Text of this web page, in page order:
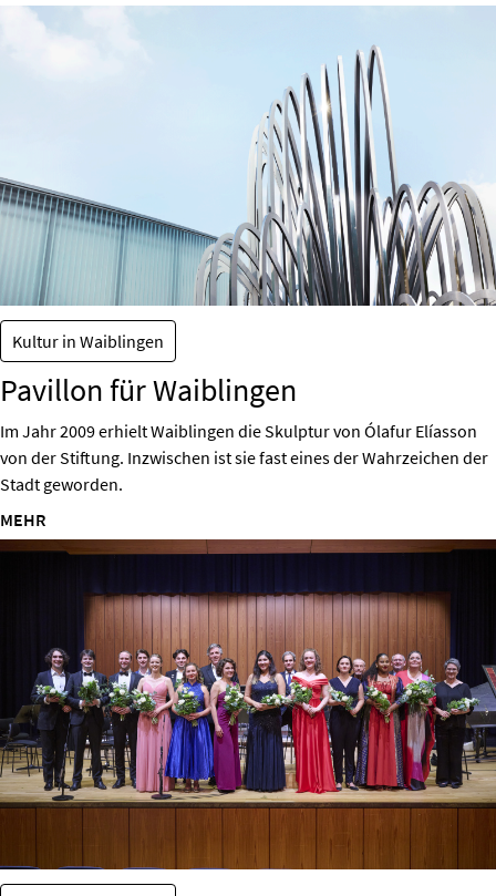
Kultur in Waiblingen
Pavillon für Waiblingen
Im Jahr 2009 erhielt Waiblingen die Skulptur von Ólafur Elíasson
von der Stiftung. Inzwischen ist sie fast eines der Wahrzeichen der
Stadt geworden.
MEHR